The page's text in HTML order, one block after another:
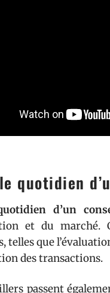
quotidien
d’un
et du marché.
telles que
des transactions.
passent